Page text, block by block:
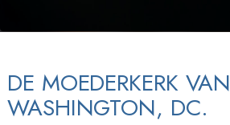
DE MOEDERKERK VAN
WASHINGTON, DC.